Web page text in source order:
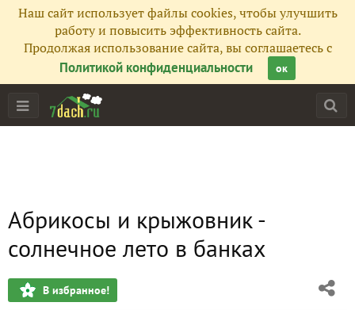
Наш сайт использует файлы cookies, чтобы улучшить
работу и повысить эффективность сайта.
Продолжая использование сайта, вы соглашаетесь с
Политикой конфиденциальности
ок
Абрикосы и крыжовник -
солнечное лето в банках
В избранное!